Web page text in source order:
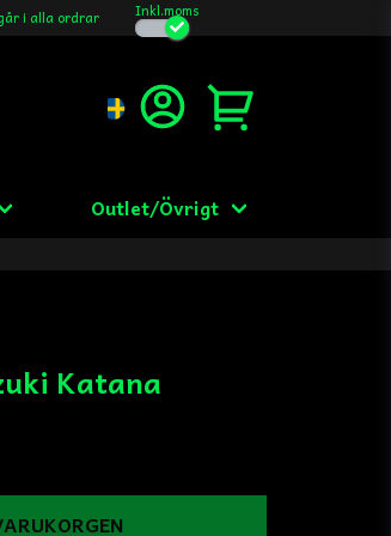
i alla ordrar Inkl.moms
Outlet/Övrigt
Katana